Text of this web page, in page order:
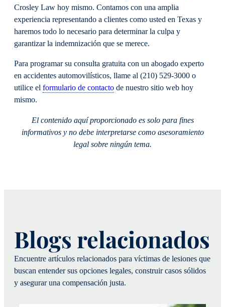
Crosley Law hoy mismo. Contamos con una amplia
experiencia representando a clientes como usted en Texas y
haremos todo lo necesario para determinar la culpa y
garantizar la indemnización que se merece.
Para programar su consulta gratuita con un abogado experto
en accidentes automovilísticos, llame al (210) 529-3000 o
utilice el formulario de contacto de nuestro sitio web hoy
mismo.
El contenido aquí proporcionado es solo para fines
informativos y no debe interpretarse como asesoramiento
legal sobre ningún tema.
Blogs relacionados
Encuentre artículos relacionados para víctimas de lesiones que
buscan entender sus opciones legales, construir casos sólidos
y asegurar una compensación justa.